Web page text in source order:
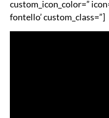
custom_icon_color=”
fontello’ custom_class=”]